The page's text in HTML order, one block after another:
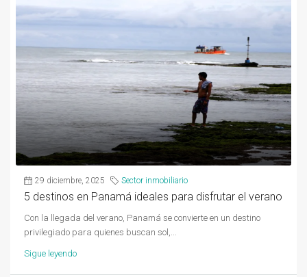
29 diciembre, 2025 Sector inmobiliario
5 destinos en Panamá ideales para disfrutar el verano
Con la llegada del verano, Panamá se convierte en un destino
privilegiado para quienes buscan sol,...
Sigue leyendo